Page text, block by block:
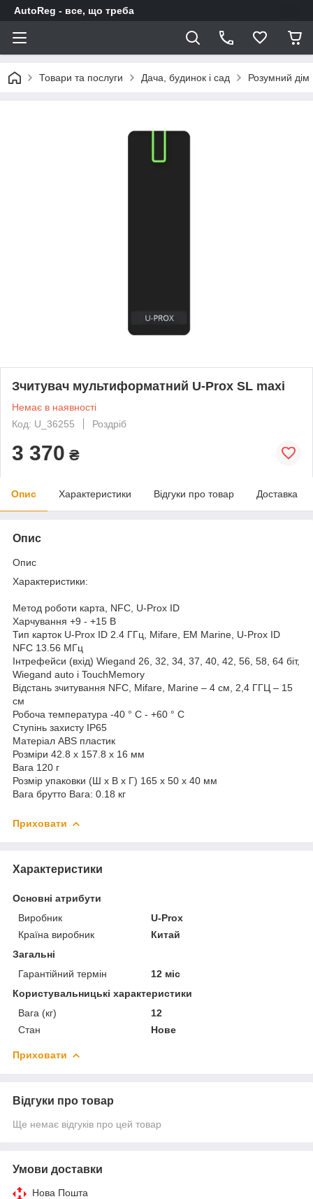
AutoReg - все, що треба
Товари та послуги Дача, будинок і сад Розумний дім
Зчитувач мультиформатний U-Prox SL maxi
Немає в наявності
Код: U_36255
Роздріб
3 370 ₴
Опис Характеристики Відгуки про товар Доставка
Опис
Опис
Характеристики:
Метод роботи карта, NFC, U-Prox ID
Харчування +9 - +15 В
Тип карток U-Prox ID 2.4 ГГц, Mifare, EM Marine, U-Prox ID
NFC 13.56 МГц
Інтрефейси (вхід) Wiegand 26, 32, 34, 37, 40, 42, 56, 58, 64 біт,
Wiegand auto і TouchMemory
Відстань зчитування NFC, Mifare, Marine – 4 см, 2,4 ГГЦ – 15
см
Робоча температура -40 ° С - +60 ° С
Ступінь захисту IP65
Матеріал ABS пластик
Розміри 42.8 х 157.8 х 16 мм
Вага 120 г
Розмір упаковки (Ш х В х Г) 165 x 50 x 40 мм
Вага брутто Вага: 0.18 кг
Приховати
Характеристики
Основні атрибути
Виробник
U-Prox
Країна виробник
Китай
Загальні
Гарантійний термін
12 міс
Користувальницькі характеристики
Вага (кг)
12
Стан
Нове
Приховати
Відгуки про товар
Ще немає відгуків про цей товар
Умови доставки
Нова Пошта